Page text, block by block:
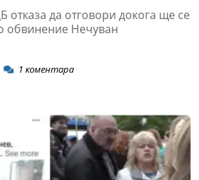
отказа да отговори докога ще се
обвинение Нечуван
1 коментара